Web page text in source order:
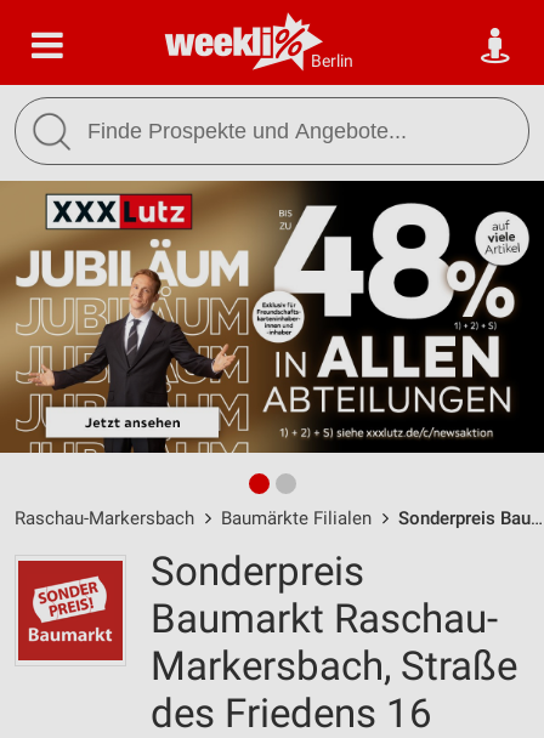
Berlin
Raschau-Markersbach Baumärkte Filialen Sonderpreis Baumarkt Raschau-Markersbach / Straße des Friedens 16 - Öffnungszeiten & Adresse
Sonderpreis
Baumarkt Raschau-
Markersbach, Straße
des Friedens 16